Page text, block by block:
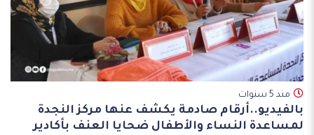
مند 5 سنوات
بالفيديو..أرقام صادمة يكشف عنها مركز النجدة
لمساعدة النساء والأطفال ضحايا العنف بأكادير